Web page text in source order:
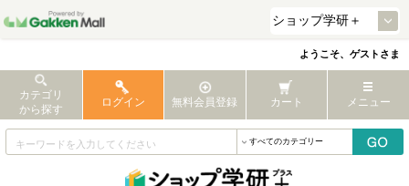
ようこそ、ゲストさま
カテゴリ
から探す
ログイン 無料会員登録 カート メニュー